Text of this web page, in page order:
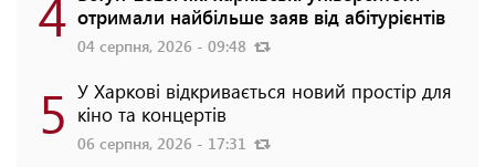
отримали найбільше заяв від абітурієнтів
04 серпня, 2026 - 09:48
5 У Харкові відкривається новий простір для
кіно та концертів
06 серпня, 2026 - 17:31